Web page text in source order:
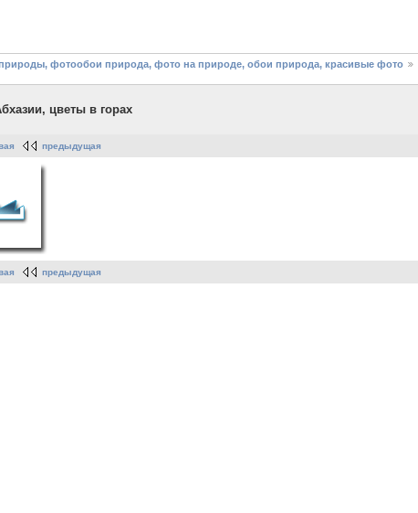
фотообои природа, фото на природе, обои природа, красивые фото
цветы в горах
предыдущая
предыдущая